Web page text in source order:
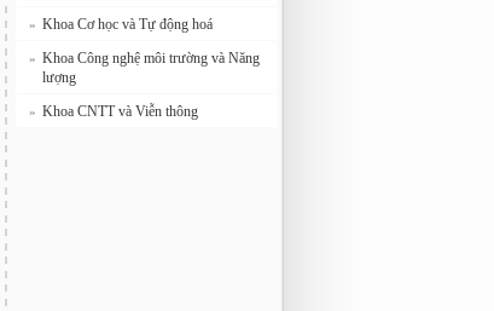
» Khoa Cơ học và Tự động hoá
» Khoa Công nghệ môi trường và Năng
lượng
» Khoa CNTT và Viễn thông